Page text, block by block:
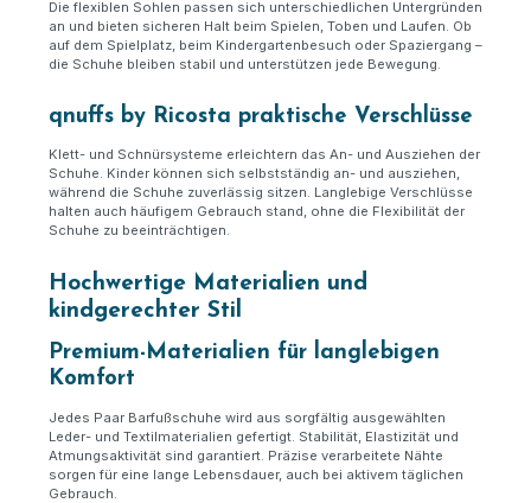
Die flexiblen Sohlen passen sich unterschiedlichen Untergründen
an und bieten sicheren Halt beim Spielen, Toben und Laufen. Ob
auf dem Spielplatz, beim Kindergartenbesuch oder Spaziergang –
die Schuhe bleiben stabil und unterstützen jede Bewegung.
qnuffs by Ricosta praktische Verschlüsse
Klett- und Schnürsysteme erleichtern das An- und Ausziehen der
Schuhe. Kinder können sich selbstständig an- und ausziehen,
während die Schuhe zuverlässig sitzen. Langlebige Verschlüsse
halten auch häufigem Gebrauch stand, ohne die Flexibilität der
Schuhe zu beeinträchtigen.
Hochwertige Materialien und
kindgerechter Stil
Premium-Materialien für langlebigen
Komfort
Jedes Paar Barfußschuhe wird aus sorgfältig ausgewählten
Leder- und Textilmaterialien gefertigt. Stabilität, Elastizität und
Atmungsaktivität sind garantiert. Präzise verarbeitete Nähte
sorgen für eine lange Lebensdauer, auch bei aktivem täglichen
Gebrauch.